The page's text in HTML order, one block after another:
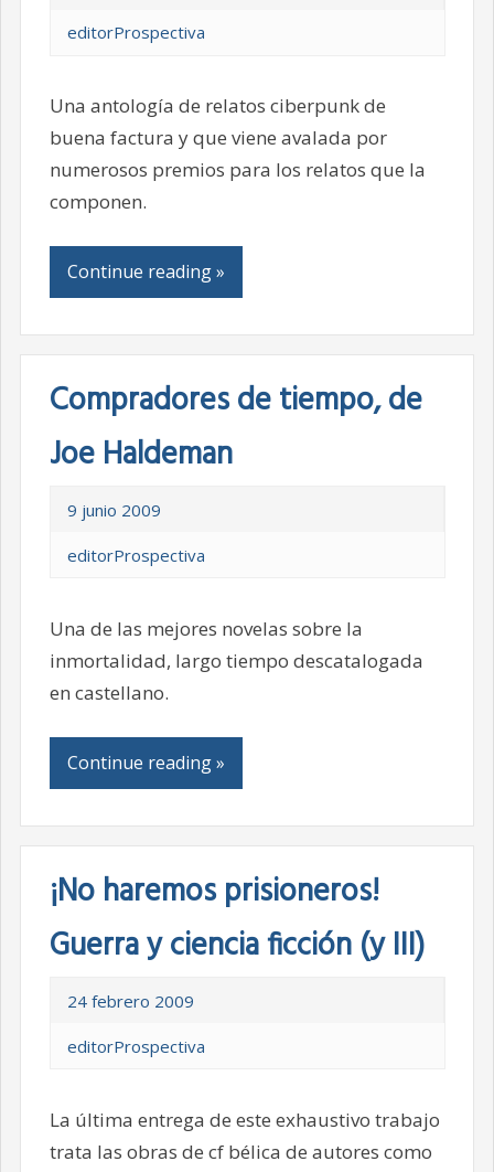
editorProspectiva
Una antología de relatos ciberpunk de
buena factura y que viene avalada por
numerosos premios para los relatos que la
componen.
Continue reading »
Compradores de tiempo, de
Joe Haldeman
9 junio 2009
editorProspectiva
Una de las mejores novelas sobre la
inmortalidad, largo tiempo descatalogada
en castellano.
Continue reading »
¡No haremos prisioneros!
Guerra y ciencia ficción (y III)
24 febrero 2009
editorProspectiva
La última entrega de este exhaustivo trabajo
trata las obras de cf bélica de autores como